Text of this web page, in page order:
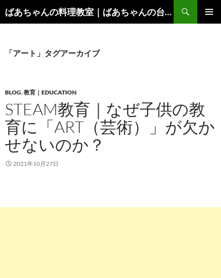
ン
プ
ばあちゃんの料理教室｜ばあちゃんの台所から学ぶ、食と健康の知恵
索
「アート」タグアーカイブ
BLOG,教育｜EDUCATION
STEAM教育｜なぜ子供の教
育に「ART（芸術）」が欠か
せないのか？
2021年10月27日